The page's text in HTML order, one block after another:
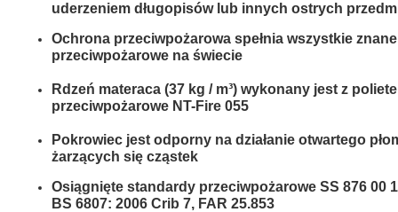
uderzeniem długopisów lub innych ostrych
Ochrona przeciwpożarowa spełnia wszystkie
przeciwpożarowe na świecie
Rdzeń materaca (37 kg / m³) wykonany jest z
przeciwpożarowe NT-Fire 055
Pokrowiec jest odporny na działanie otwartego
żarzących się cząstek
Osiągnięte standardy przeciwpożarowe SS 876 00
BS 6807: 2006 Crib 7, FAR 25.853